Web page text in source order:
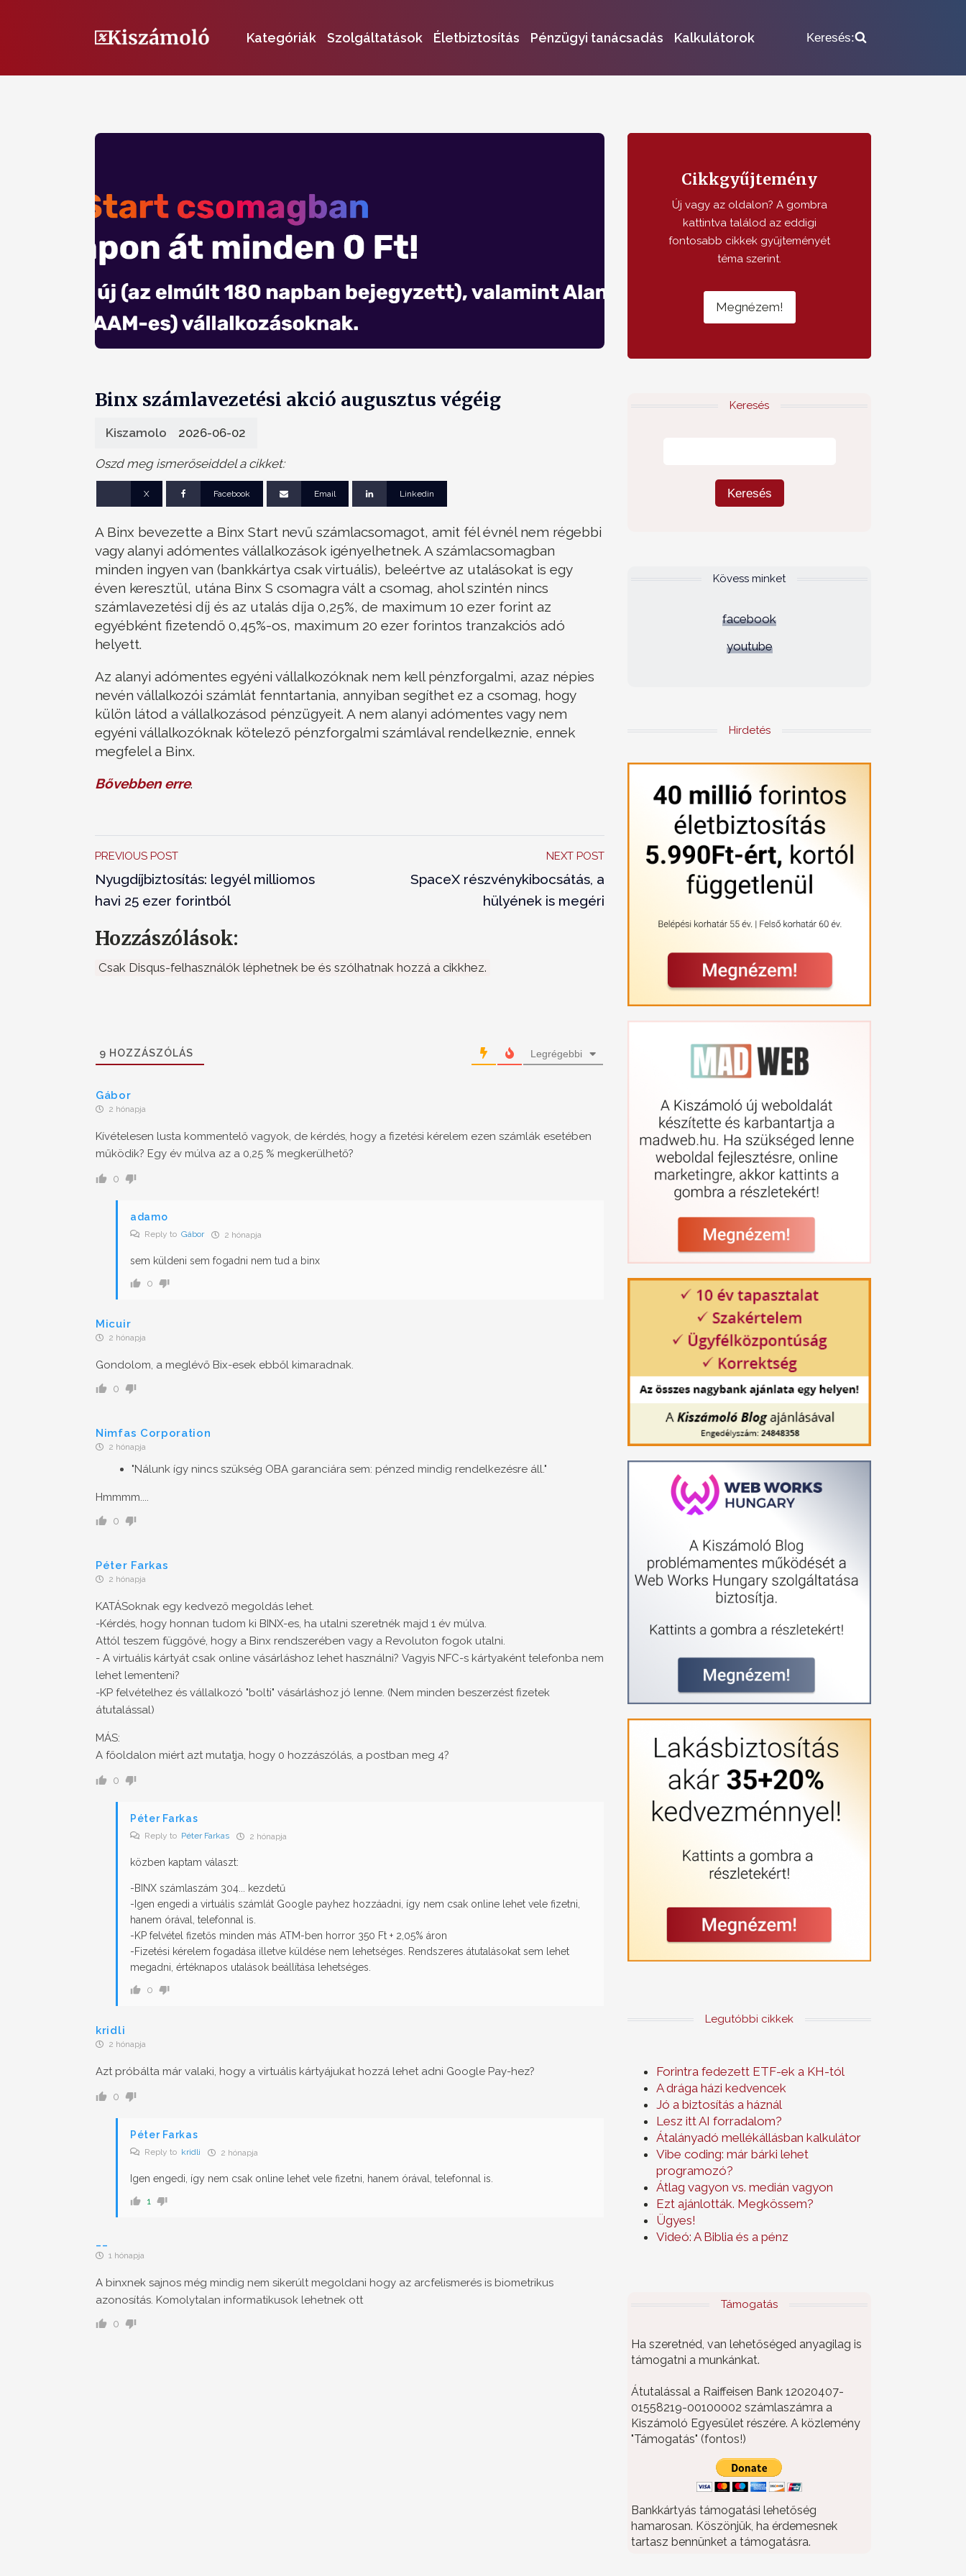
Kategóriák Szolgáltatások Életbiztosítás Pénzügyi tanácsadás Kalkulátorok Keresés:
Binx számlavezetési akció augusztus végéig
Kiszamolo 2026-06-02
Oszd meg ismerőseiddel a cikket:
X Facebook Email Linkedin
A Binx bevezette a Binx Start nevű számlacsomagot, amit fél évnél nem régebbi
vagy alanyi adómentes vállalkozások igényelhetnek. A számlacsomagban
minden ingyen van (bankkártya csak virtuális), beleértve az utalásokat is egy
éven keresztül, utána Binx S csomagra vált a csomag, ahol szintén nincs
számlavezetési díj és az utalás díja 0,25%, de maximum 10 ezer forint az
egyébként fizetendő 0,45%-os, maximum 20 ezer forintos tranzakciós adó
helyett.
Az alanyi adómentes egyéni vállalkozóknak nem kell pénzforgalmi, azaz népies
nevén vállalkozói számlát fenntartania, annyiban segíthet ez a csomag, hogy
külön látod a vállalkozásod pénzügyeit. A nem alanyi adómentes vagy nem
egyéni vállalkozóknak kötelező pénzforgalmi számlával rendelkeznie, ennek
megfelel a Binx.
Bővebben erre.
PREVIOUS POST
Nyugdíjbiztosítás: legyél milliomos
havi 25 ezer forintból
NEXT POST
SpaceX részvénykibocsátás, a
hülyének is megéri
Hozzászólások:
Csak Disqus-felhasználók léphetnek be és szólhatnak hozzá a cikkhez.
9 HOZZÁSZÓLÁS Legrégebbi
Gábor
2 hónapja
Kívételesen lusta kommentelő vagyok, de kérdés, hogy a fizetési kérelem ezen számlák esetében
működik? Egy év múlva az a 0,25 % megkerülhető?
0
adamo
Reply to Gábor 2 hónapja
sem küldeni sem fogadni nem tud a binx
0
Micuir
2 hónapja
Gondolom, a meglévő Bix-esek ebből kimaradnak.
0
Nimfas Corporation
2 hónapja
"Nálunk így nincs szükség OBA garanciára sem: pénzed mindig rendelkezésre áll."
Hmmmm....
0
Péter Farkas
2 hónapja
KATÁSoknak egy kedvező megoldás lehet.
-Kérdés, hogy honnan tudom ki BINX-es, ha utalni szeretnék majd 1 év múlva.
Attól teszem függővé, hogy a Binx rendszerében vagy a Revoluton fogok utalni.
- A virtuális kártyát csak online vásárláshoz lehet használni? Vagyis NFC-s kártyaként telefonba nem
lehet lementeni?
-KP felvételhez és vállalkozó "bolti" vásárláshoz jó lenne. (Nem minden beszerzést fizetek
átutalással)
MÁS:
A főoldalon miért azt mutatja, hogy 0 hozzászólás, a postban meg 4?
0
Péter Farkas
Reply to Péter Farkas 2 hónapja
közben kaptam választ:
-BINX számlaszám 304... kezdetű
- Igen engedi a virtuális számlát Google payhez hozzáadni, így nem csak online lehet vele fizetni,
hanem órával, telefonnal is.
-KP felvétel fizetős minden más ATM-ben horror 350 Ft + 2,05% áron
-Fizetési kérelem fogadása illetve küldése nem lehetséges. Rendszeres átutalásokat sem lehet
megadni, értéknapos utalások beállítása lehetséges.
0
kridli
2 hónapja
Azt próbálta már valaki, hogy a virtuális kártyájukat hozzá lehet adni Google Pay-hez?
0
Péter Farkas
Reply to kridli 2 hónapja
Igen engedi, így nem csak online lehet vele fizetni, hanem órával, telefonnal is.
1
__
1 hónapja
A binxnek sajnos még mindig nem sikerúlt megoldani hogy az arcfelismerés is biometrikus
azonosítás. Komolytalan informatikusok lehetnek ott
0
Cikkgyűjtemény
Új vagy az oldalon? A gombra
kattintva találod az eddigi
fontosabb cikkek gyűjteményét
téma szerint.
Megnézem!
Keresés
Kövess minket
facebook
youtube
Hirdetés
Legutóbbi cikkek
Forintra fedezett ETF-ek a KH-tól
A drága házi kedvencek
Jó a biztosítás a háznál
Lesz itt AI forradalom?
Átalányadó mellékállásban kalkulátor
Vibe coding: már bárki lehet
programozó?
Átlag vagyon vs. medián vagyon
Ezt ajánlották. Megkössem?
Ügyes!
Videó: A Biblia és a pénz
Támogatás
Ha szeretnéd, van lehetőséged anyagilag is
támogatni a munkánkat.
Átutalással a Raiffeisen Bank 12020407-
01558219-00100002 számlaszámra a
Kiszámoló Egyesület részére. A közlemény
"Támogatás" (fontos!)
Bankkártyás támogatási lehetőség
hamarosan. Köszönjük, ha érdemesnek
tartasz bennünket a támogatásra.